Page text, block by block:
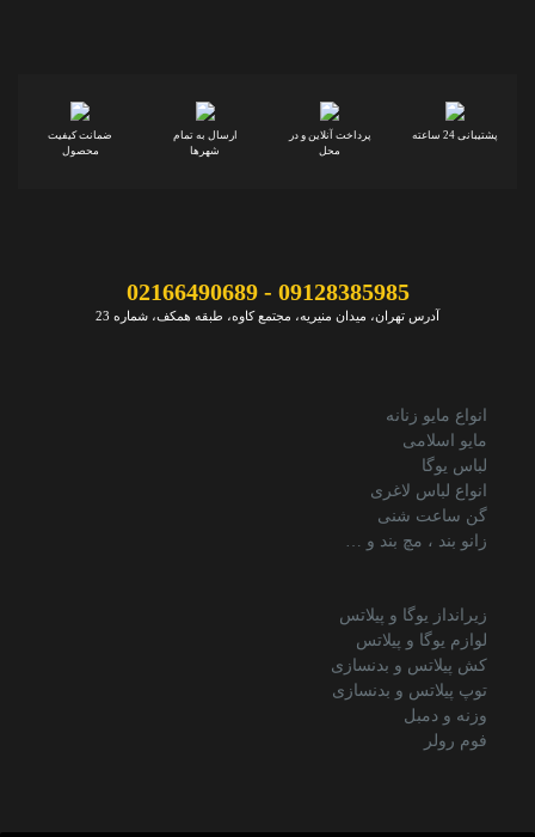
پشتیبانی 24 ساعته
پرداخت آنلاین و در
محل
ارسال به تمام
شهرها
ضمانت کیفیت
محصول
09128385985 - 02166490689
آدرس تهران، میدان منیریه، مجتمع کاوه، طبقه همکف، شماره 23
انواع مایو زنانه
مایو اسلامی
لباس یوگا
انواع لباس لاغری
گن ساعت شنی
زانو بند ، مچ بند و …
زیرانداز یوگا و پیلاتس
لوازم یوگا و پیلاتس
کش پیلاتس و بدنسازی
توپ پیلاتس و بدنسازی
وزنه و دمبل
فوم رولر